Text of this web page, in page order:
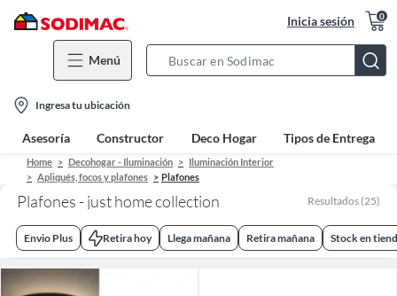
Inicia sesión 0
Menú
Bar
location-
icon
Ingresa tu ubicación
Asesoría Constructor Deco Hogar Tipos de Entrega
Home Decohogar - Iluminación
Iluminación Interior
Apliqués, focos y plafones
Plafones
Plafones - just home collection Resultados (25)
Envio Plus Retira hoy Llega mañana Retira mañana Stock en